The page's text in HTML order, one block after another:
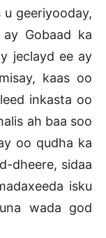
geeriyooday,
Gobaad ka
jeclayd ee ay
kaas oo
inkasta oo
ah baa soo
oo qudha ka
dheere, sidaa
isku
wada god